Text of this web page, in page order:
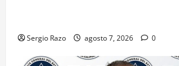
Sergio Razo agosto 7, 2026 0